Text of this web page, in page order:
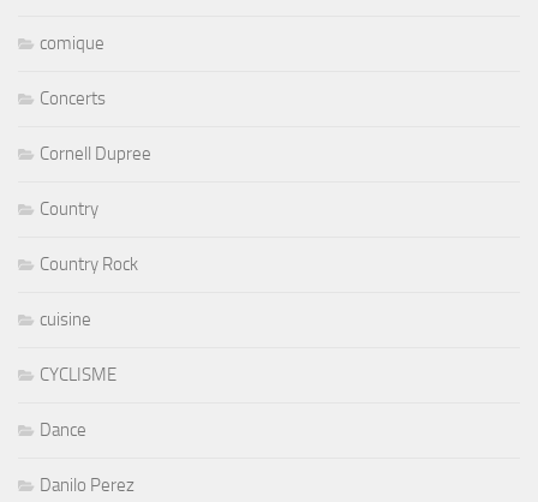
comique
Concerts
Cornell Dupree
Country
Country Rock
cuisine
CYCLISME
Dance
Danilo Perez